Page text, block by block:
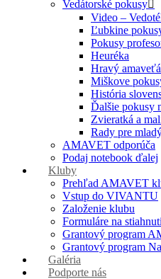
Vedátorské pokusy
Video –
Ľubkine
Pokusy
Heuréka
Hravý
Miškove
História
Ďalšie pokusy
Zvieratká a
Rady pre
AMAVET odporúča
Podaj notebook ďalej
Kluby
Prehľad AMAVET
Vstup do VIVANTU
Založenie klubu
Formuláre na
Grantový program
Grantový program
Galéria
Podporte nás